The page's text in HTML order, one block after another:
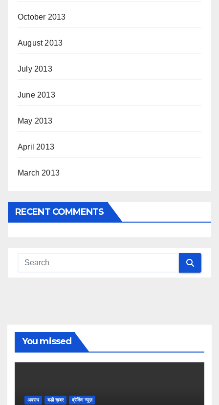
October 2013
August 2013
July 2013
June 2013
May 2013
April 2013
March 2013
RECENT COMMENTS
You missed
अपराध बडी ख़बर ब्रेकिंग न्यूज़